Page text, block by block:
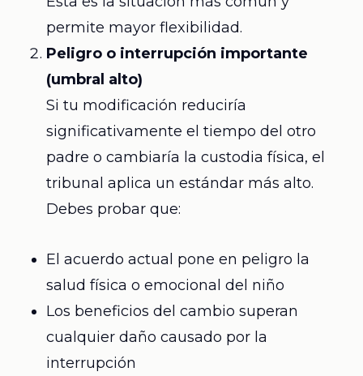
permite mayor flexibilidad.
Peligro o interrupción importante
(umbral alto)
Si tu modificación reduciría
significativamente el tiempo del otro
padre o cambiaría la custodia física, el
tribunal aplica un estándar más alto.
Debes probar que:
El acuerdo actual pone en peligro la
salud física o emocional del niño
Los beneficios del cambio superan
cualquier daño causado por la
interrupción